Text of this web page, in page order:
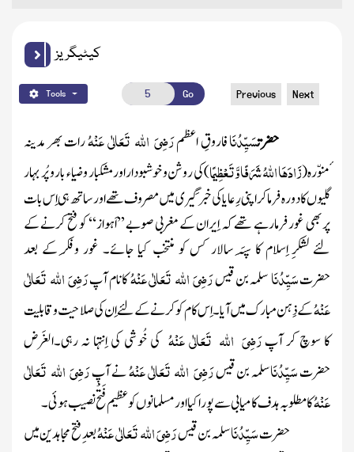
کیٹیگریز
Tools Go Previous Next
حضرتسَیِّدُنَافاروقِ اعظمرَضِیَ اللہ تَعَالٰی عَنْہُرات بھر مدینہ
ٔمنوّرہ(زَادَھَا اللّٰہُ شَرَفًا وَّتَعْظِیمًا)کی روشن و خوشبوداراو رمشکبار و ضیاء بار وپُر بہار
گلیوں کا دورہ فرماکر اپنی رِعایا کی خبر گِیری میں مصروف تھے اور ساتھ ہی اِس بات
پر بھی غور فرمارہے تھے کہ اِیران کے مغربی صوبے ’’اَہواز‘‘ کو فتح کرنے کے
لئے لشکرِ اِسلام کا سِپَہ سالار کس کو منتخب کیا جائے۔ غور وفِکر کے بعد
حضرتسَیِّدُنَاسلمہ بن قیسرَضِیَ اللہ تَعَالٰی عَنْہُکانام آپرَضِیَ اللہ تَعَالٰی
عَنْہُکے ذِہن مبارک میں آیا ۔ اِس کام کو کرنے کے لئے اِن کی صلاحیت و قابلیت
کا سوچ کر آپرَضِیَ اللہ تَعَالٰی عَنْہُ کی خُوشی کی اِنتہا نہ رہی۔الغَرض
حضرتسَیِّدُنَاسلمہ بن قیسرَضِیَ اللہ تَعَالٰی عَنْہُنے آپرَضِیَ اللہ تَعَالٰی
عَنْہُکا مطلوبہ ہدف کامیابی سے پورا کیا اور مسلمانوں کو عظیم فَتْح نصیب ہو ئی ۔
حضرتسَیِّدُنَاسلمہ بن قیسرَضِیَ اللہ تَعَالٰی عَنْہُبعدِ فتح مجاہدین میں